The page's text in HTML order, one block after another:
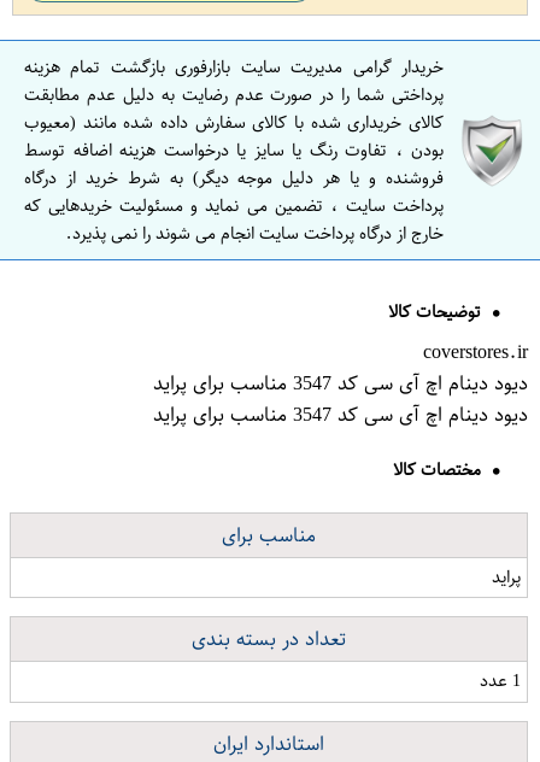
خریدار گرامی مدیریت سایت بازارفوری بازگشت تمام هزینه
پرداختی شما را در صورت عدم رضایت به دلیل عدم مطابقت
کالای خریداری شده با کالای سفارش داده شده مانند (معیوب
بودن ، تفاوت رنگ یا سایز یا درخواست هزینه اضافه توسط
فروشنده و یا هر دلیل موجه دیگر) به شرط خرید از درگاه
پرداخت سایت ، تضمین می نماید و مسئولیت خریدهایی که
خارج از درگاه پرداخت سایت انجام می شوند را نمی پذیرد.
توضیحات کالا
coverstores.ir
دیود دینام اچ آی سی کد 3547 مناسب برای پراید
دیود دینام اچ آی سی کد 3547 مناسب برای پراید
مختصات کالا
مناسب برای
پراید
تعداد در بسته بندی
1 عدد
استاندارد ایران